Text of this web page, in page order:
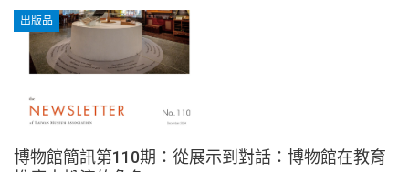
出版品
博物館簡訊第110期：從展示到對話：博物館在教育